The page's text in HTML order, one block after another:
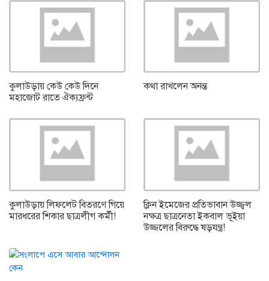
কুলাউড়ায় কেউ কেউ দিনে
মহাজোট রাতে ঐক্যফ্রন্ট
কথা রাখলেন অনন্ত
কুলাউড়ায় লিফলেট বিতরণে গিয়ে
মারধরের শিকার ছাত্রলীগ কর্মী!
ক্লিন ইমেজের প্রতিভাবান উজ্জ্বল
নক্ষত্র ছাত্রনেতা ইকবাল ভূইয়া
উজ্জলের বিরুদ্ধে ষড়যন্ত্র!